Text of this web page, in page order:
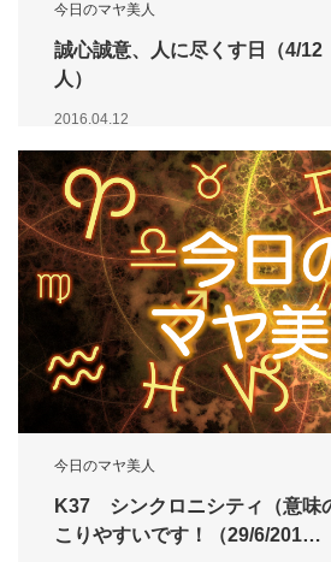
今日のマヤ美人
誠心誠意、人に尽くす日（4/
人）
2016.04.12
今日のマヤ美人
K37 シンクロニシティ（意味
こりやすいです！（29/6/201…